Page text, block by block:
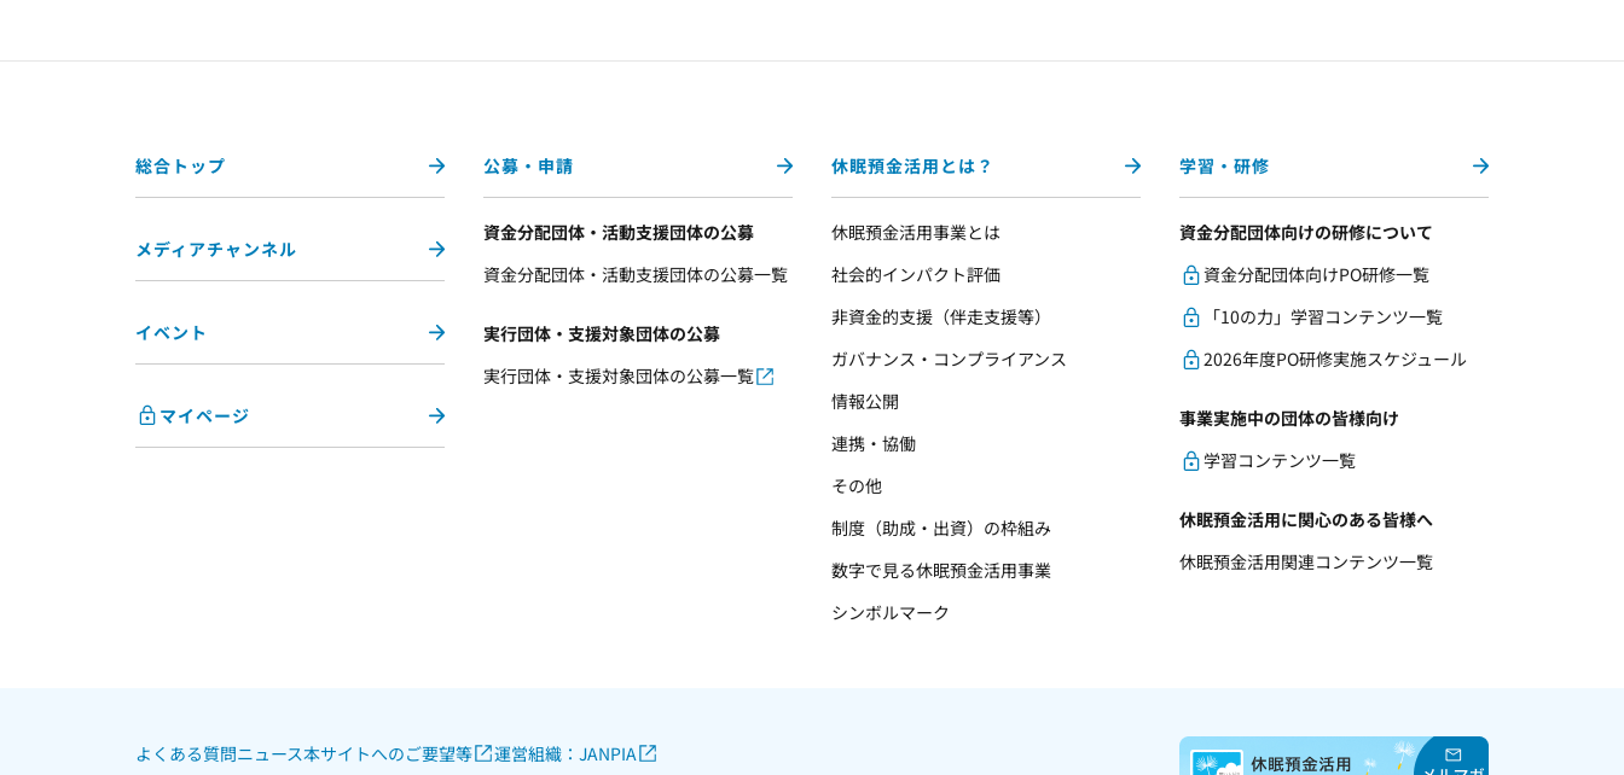
総合トップ
メディアチャンネル
イベント
マイページ
公募・申請
資金分配団体・活動支援団体の公募
資金分配団体・活動支援団体の公募一覧
実行団体・支援対象団体の公募
実行団体・支援対象団体の公募一覧
休眠預金活用とは？
休眠預金活用事業とは
社会的インパクト評価
非資金的支援（伴走支援等）
ガバナンス・コンプライアンス
情報公開
連携・協働
その他
制度（助成・出資）の枠組み
数字で見る休眠預金活用事業
シンボルマーク
学習・研修
資金分配団体向けの研修について
資金分配団体向けPO研修一覧
「10の力」学習コンテンツ一覧
2026年度PO研修実施スケジュール
事業実施中の団体の皆様向け
学習コンテンツ一覧
休眠預金活用に関心のある皆様へ
休眠預金活用関連コンテンツ一覧
よくある質問ニュース本サイトへのご要望等 運営組織：JANPIA